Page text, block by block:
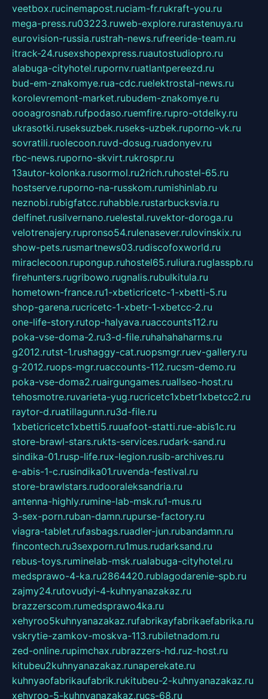
veetbox.rucinemapost.ruciam-fr.rukraft-you.ru
mega-press.ru03223.ruweb-explore.rurastenuya.ru
eurovision-russia.rustrah-news.rufreeride-team.ru
itrack-24.rusexshopexpress.ruautostudiopro.ru
alabuga-cityhotel.rupornv.ruatlantpereezd.ru
bud-em-znakomye.rua-cdc.ruelektrostal-news.ru
korolevremont-market.rubudem-znakomye.ru
oooagrosnab.rufpodaso.ruemfire.rupro-otdelky.ru
ukrasotki.ruseksuzbek.ruseks-uzbek.ruporno-vk.ru
sovratili.ruolecoon.ruvd-dosug.ruadonyev.ru
rbc-news.ruporno-skvirt.rukrospr.ru
13autor-kolonka.rusormol.ru2rich.ruhostel-65.ru
hostserve.ruporno-na-russkom.rumishinlab.ru
neznobi.rubigfatcc.ruhabble.rustarbucksvia.ru
delfinet.rusilvernano.ruelestal.ruvektor-doroga.ru
velotrenajery.rupronso54.rulenasever.rulovinskix.ru
show-pets.rusmartnews03.rudiscofoxworld.ru
miraclecoon.rupongup.ruhostel65.ruliura.ruglasspb.ru
firehunters.rugribowo.rugnalis.rubulkitula.ru
hometown-france.ru1-xbeticricetc-1-xbetti-5.ru
shop-garena.rucricetc-1-xbetr-1-xbetcc-2.ru
one-life-story.rutop-halyava.ruaccounts112.ru
poka-vse-doma-2.ru3-d-file.ruhahahaharms.ru
g2012.rutst-1.rushaggy-cat.ruopsmgr.ruev-gallery.ru
g-2012.ruops-mgr.ruaccounts-112.rucsm-demo.ru
poka-vse-doma2.ruairgungames.ruallseo-host.ru
tehosmotre.ruvarieta-yug.rucricetc1xbetr1xbetcc2.ru
raytor-d.ruatillagunn.ru3d-file.ru
1xbeticricetc1xbetti5.ruuafoot-statti.rue-abis1c.ru
store-brawl-stars.rukts-services.rudark-sand.ru
sindika-01.rusp-life.rux-legion.rusib-archives.ru
e-abis-1-c.rusindika01.ruvenda-festival.ru
store-brawlstars.rudooraleksandria.ru
antenna-highly.rumine-lab-msk.ru1-mus.ru
3-sex-porn.ruban-damn.rupurse-factory.ru
viagra-tablet.rufasbags.ruadler-jun.rubandamn.ru
fincontech.ru3sexporn.ru1mus.rudarksand.ru
rebus-toys.ruminelab-msk.rualabuga-cityhotel.ru
medsprawo-4-ka.ru2864420.rublagodarenie-spb.ru
zajmy24.rutovudyi-4-kuhnyanazakaz.ru
brazzerscom.rumedsprawo4ka.ru
xehyroo5kuhnyanazakaz.rufabrikayfabrikaefabrika.ru
vskrytie-zamkov-moskva-113.rubiletnadom.ru
zed-online.rupimchax.rubrazzers-hd.ruz-host.ru
kitubeu2kuhnyanazakaz.runaperekate.ru
kuhnyaofabrikaufabrik.rukitubeu-2-kuhnyanazakaz.ru
xehyroo-5-kuhnyanazakaz.rucs-68.ru